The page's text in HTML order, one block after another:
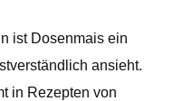
ist Dosenmais ein
ansieht.
in Rezepten von